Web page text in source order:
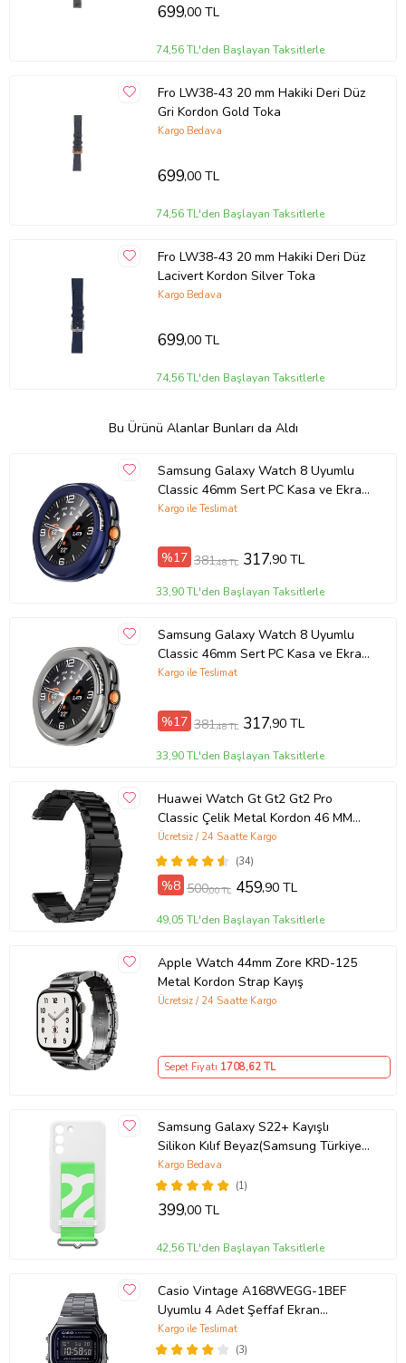
699,00 TL
74,56 TL'den Başlayan Taksitlerle
Fro LW38-43 20 mm Hakiki Deri Düz
Gri Kordon Gold Toka
Kargo Bedava
699,00 TL
74,56 TL'den Başlayan Taksitlerle
Fro LW38-43 20 mm Hakiki Deri Düz
Lacivert Kordon Silver Toka
Kargo Bedava
699,00 TL
74,56 TL'den Başlayan Taksitlerle
Bu Ürünü Alanlar Bunları da Aldı
Samsung Galaxy Watch 8 Uyumlu
Classic 46mm Sert PC Kasa ve Ekran
Koruyucu Zore Watch Gard 39
Kargo ile Teslimat
%17 381,48 TL 317,90 TL
33,90 TL'den Başlayan Taksitlerle
Samsung Galaxy Watch 8 Uyumlu
Classic 46mm Sert PC Kasa ve Ekran
Koruyucu Zore Watch Gard 39 (Koyu
Kargo ile Teslimat
%17 381,48 TL 317,90 TL
33,90 TL'den Başlayan Taksitlerle
Huawei Watch Gt Gt2 Gt2 Pro
Classic Çelik Metal Kordon 46 MM
(Siyah)
(34)
Ücretsiz / 24 Saatte Kargo
%8 500,00 TL 459,90 TL
49,05 TL'den Başlayan Taksitlerle
Apple Watch 44mm Zore KRD-125
Metal Kordon Strap Kayış
Ücretsiz / 24 Saatte Kargo
Sepet Fiyatı 1708,62 TL
Samsung Galaxy S22+ Kayışlı
Silikon Kılıf Beyaz(Samsung Türkiye
Garantili)
(1)
Kargo Bedava
399,00 TL
42,56 TL'den Başlayan Taksitlerle
Casio Vintage A168WEGG-1BEF
Uyumlu 4 Adet Şeffaf Ekran
koruyucu Nano Jelatin
(3)
Kargo ile Teslimat